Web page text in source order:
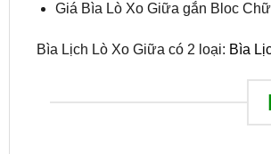
Giá Bìa Lò Xo Giữa gắn Bloc
Bìa Lịch Lò Xo Giữa có 2 loại: Bìa